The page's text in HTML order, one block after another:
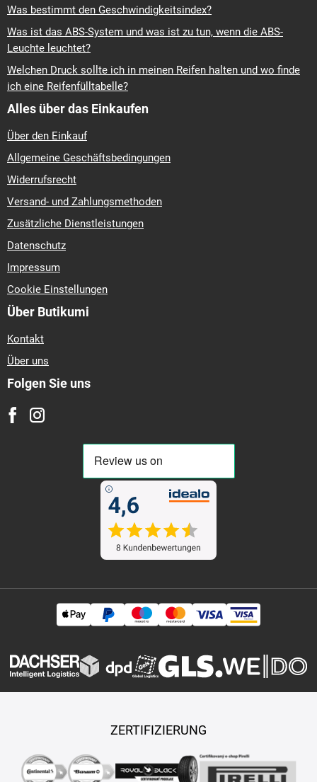
Was bestimmt den Geschwindigkeitsindex?
Was ist das ABS-System und was ist zu tun, wenn die ABS-
Leuchte leuchtet?
Welchen Druck sollte ich in meinen Reifen halten und wo finde
ich eine Reifenfülltabelle?
Alles über das Einkaufen
Über den Einkauf
Allgemeine Geschäftsbedingungen
Widerrufsrecht
Versand- und Zahlungsmethoden
Zusätzliche Dienstleistungen
Datenschutz
Impressum
Cookie Einstellungen
Über Butikumi
Kontakt
Über uns
Folgen Sie uns
ZERTIFIZIERUNG